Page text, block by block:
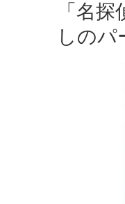
「名
しのパ